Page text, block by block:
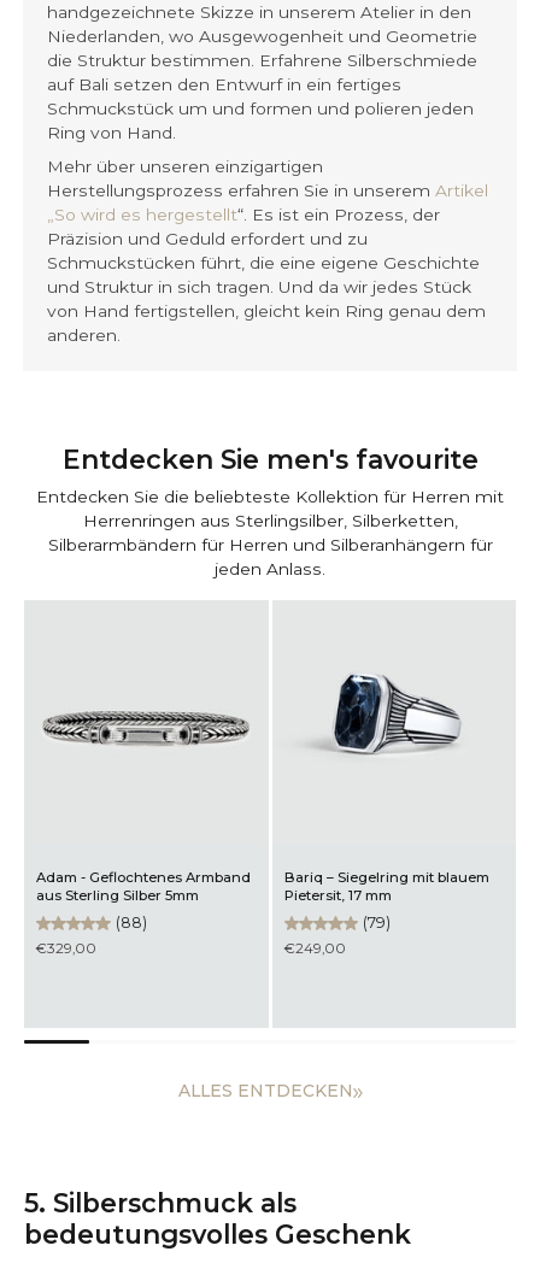
handgezeichnete Skizze in unserem Atelier in den
Niederlanden, wo Ausgewogenheit und Geometrie
die Struktur bestimmen. Erfahrene Silberschmiede
auf Bali setzen den Entwurf in ein fertiges
Schmuckstück um und formen und polieren jeden
Ring von Hand.
Mehr über unseren einzigartigen
Herstellungsprozess erfahren Sie in unserem Artikel
„So wird es hergestellt“. Es ist ein Prozess, der
Präzision und Geduld erfordert und zu
Schmuckstücken führt, die eine eigene Geschichte
und Struktur in sich tragen. Und da wir jedes Stück
von Hand fertigstellen, gleicht kein Ring genau dem
anderen.
Entdecken Sie men's favourite
Entdecken Sie die beliebteste Kollektion für Herren mit
Herrenringen aus Sterlingsilber, Silberketten,
Silberarmbändern für Herren und Silberanhängern für
jeden Anlass.
Adam - Geflochtenes Armband
aus Sterling Silber 5mm
(88)
€329,00
Bariq – Siegelring mit blauem
Pietersit, 17 mm
(79)
€249,00
ALLES ENTDECKEN
5. Silberschmuck als
bedeutungsvolles Geschenk